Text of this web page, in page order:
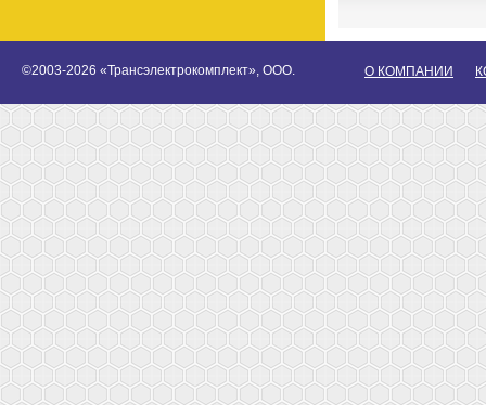
©2003-2026 «Трансэлектрокомплект», ООО. О КОМПАНИИ